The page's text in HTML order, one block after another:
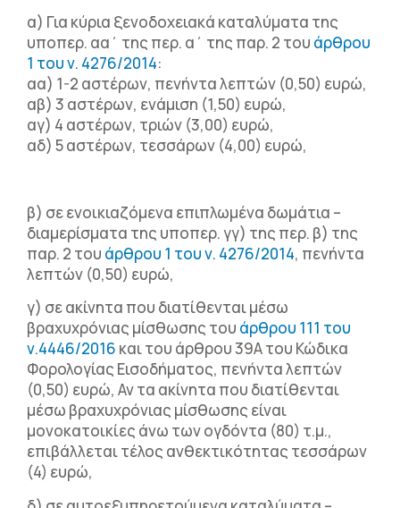
α) Για κύρια ξενοδοχειακά καταλύματα της
υποπερ. αα΄ της περ. α΄ της παρ. 2 του άρθρου
1 του ν. 4276/2014:
αα) 1-2 αστέρων, πενήντα λεπτών (0,50) ευρώ,
αβ) 3 αστέρων, ενάμιση (1,50) ευρώ,
αγ) 4 αστέρων, τριών (3,00) ευρώ,
αδ) 5 αστέρων, τεσσάρων (4,00) ευρώ,
β) σε ενοικιαζόμενα επιπλωμένα δωμάτια –
διαμερίσματα της υποπερ. γγ) της περ. β) της
παρ. 2 του άρθρου 1 του ν. 4276/2014, πενήντα
λεπτών (0,50) ευρώ,
γ) σε ακίνητα που διατίθενται μέσω
βραχυχρόνιας μίσθωσης του άρθρου 111 του
ν.4446/2016 και του άρθρου 39Α του Κώδικα
Φορολογίας Εισοδήματος, πενήντα λεπτών
(0,50) ευρώ, Αν τα ακίνητα που διατίθενται
μέσω βραχυχρόνιας μίσθωσης είναι
μονοκατοικίες άνω των ογδόντα (80) τ.μ.,
επιβάλλεται τέλος ανθεκτικότητας τεσσάρων
(4) ευρώ,